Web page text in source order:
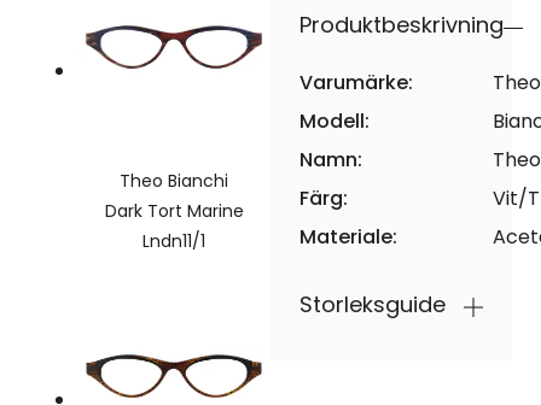
Theo Bianchi
Dark Tort Marine
Lndn11/1
Produktbeskrivning
Varumärke:
Theo
Modell:
Namn:
Färg:
Vit/
Materiale:
Storleksguide